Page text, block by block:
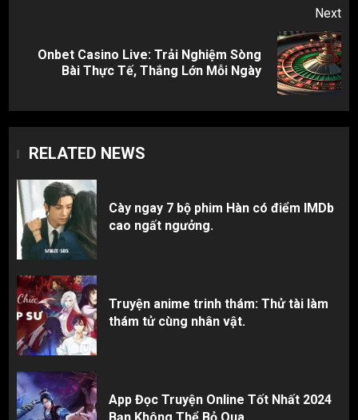
Next
NextOnbet Casino Live: Trải Nghiệm Sòng
Bài Thực Tế, Thắng Lớn Mỗi Ngày
RELATED NEWS
Cày ngay 7 bộ phim Hàn có điểm IMDb
cao ngất ngưởng.
Truyện anime trinh thám: Thử tài làm
thám tử cùng nhân vật.
App Đọc Truyện Online Tốt Nhất 2024